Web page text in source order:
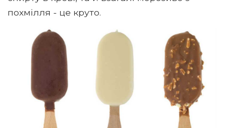
похмілля - це круто.